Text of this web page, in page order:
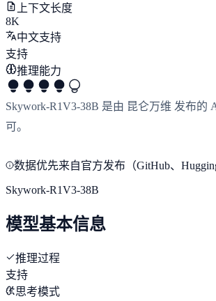
上下文长度
8K
中文支持
支持
推理能力
Skywork-R1V3-38B 是由 昆仑万维 发布的
可。
数据优先来自官方发布（GitHub、
Skywork-R1V3-38B
模型基本信息
推理过程
支持
思考模式